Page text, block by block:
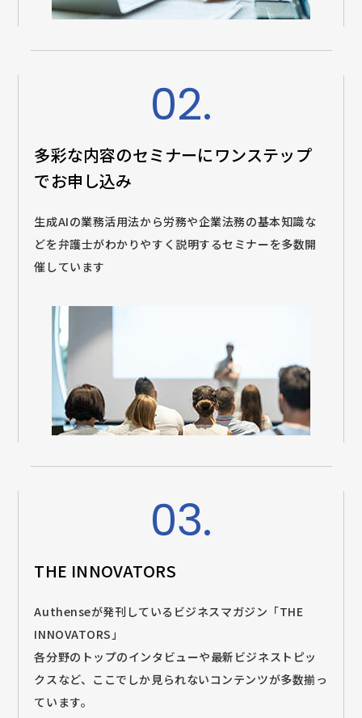
02.
多彩な内容のセミナーにワンステップ
でお申し込み
生成AIの業務活用法から労務や企業法務の基本知識な
どを弁護士がわかりやすく説明するセミナーを多数開
催しています
03.
THE INNOVATORS
Authenseが発刊しているビジネスマガジン「THE
INNOVATORS」
各分野のトップのインタビューや最新ビジネストピッ
クスなど、ここでしか見られないコンテンツが多数揃っ
ています。